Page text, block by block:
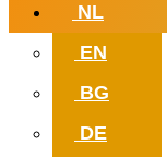
NL
EN
BG
DE